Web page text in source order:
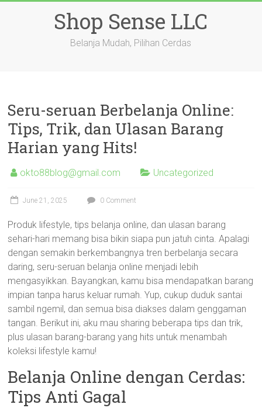
Shop Sense LLC
Belanja Mudah, Pilihan Cerdas
Seru-seruan Berbelanja Online:
Tips, Trik, dan Ulasan Barang
Harian yang Hits!
okto88blog@gmail.com Uncategorized
June 21, 2025 0 Comment
Produk lifestyle, tips belanja online, dan ulasan barang
sehari-hari memang bisa bikin siapa pun jatuh cinta. Apalagi
dengan semakin berkembangnya tren berbelanja secara
daring, seru-seruan belanja online menjadi lebih
mengasyikkan. Bayangkan, kamu bisa mendapatkan barang
impian tanpa harus keluar rumah. Yup, cukup duduk santai
sambil ngemil, dan semua bisa diakses dalam genggaman
tangan. Berikut ini, aku mau sharing beberapa tips dan trik,
plus ulasan barang-barang yang hits untuk menambah
koleksi lifestyle kamu!
Belanja Online dengan Cerdas:
Tips Anti Gagal